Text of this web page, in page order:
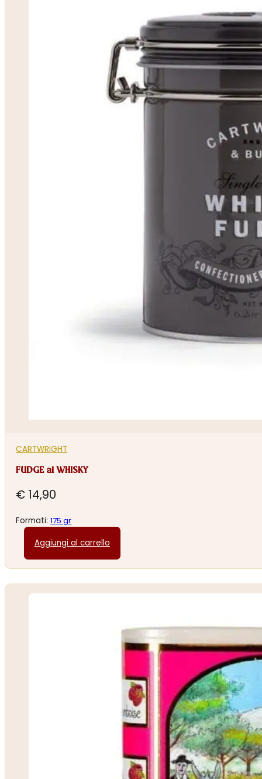
CARTWRIGHT
FUDGE al WHISKY
€ 14,90
Formati:175 gr
Aggiungi al carrello